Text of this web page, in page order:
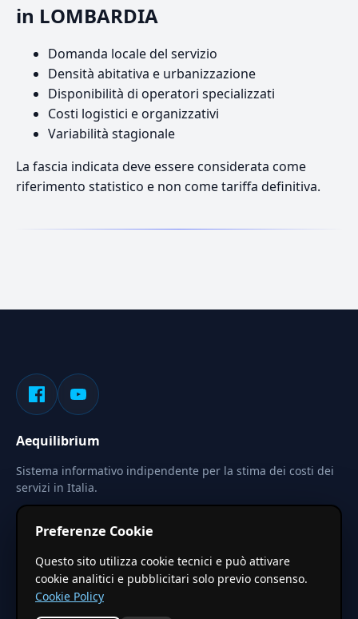
in LOMBARDIA
Domanda locale del servizio
Densità abitativa e urbanizzazione
Disponibilità di operatori specializzati
Costi logistici e organizzativi
Variabilità stagionale
La fascia indicata deve essere considerata come
riferimento statistico e non come tariffa definitiva.
Aequilibrium
Sistema informativo indipendente per la stima dei costi dei
servizi in Italia.
Le stime pubblicate sono calcolate tramite coefficienti
territoriali regionali applicati a valori base nazionali. Non
costituiscono preventivo ufficiale.
Preferenze Cookie
Questo sito utilizza cookie tecnici e può attivare
cookie analitici e pubblicitari solo previo consenso.
Cookie Policy